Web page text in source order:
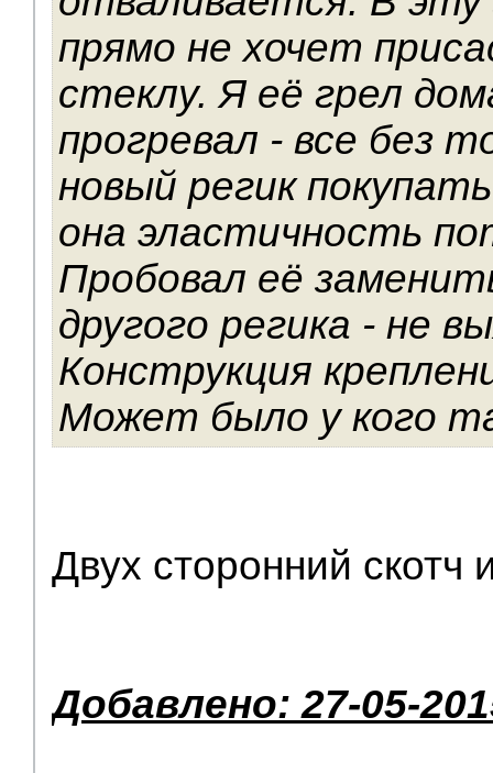
прямо не хочет
стеклу. Я её грел
прогревал - все без
новый регик
она эластичность
Пробовал её
другого регика - не
Конструкция
Может было у кого
Двух сторонний скотч
Добавлено: 27-05-